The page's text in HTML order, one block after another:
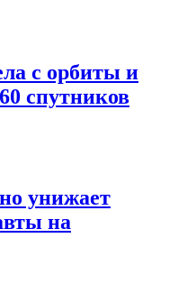
с орбиты и
спутников
унижает
на